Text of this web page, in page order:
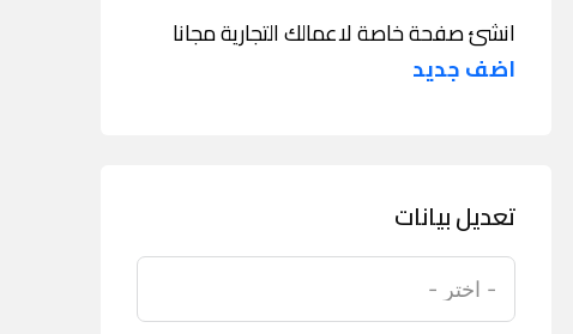
انشئ صفحة خاصة لاعمالك التجارية مجانا
اضف جديد
تعديل بيانات